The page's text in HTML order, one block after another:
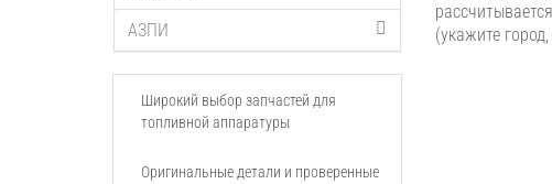
АЗПИ
Широкий выбор запчастей для
топливной аппаратуры
Оригинальные детали и проверенные
(укажите